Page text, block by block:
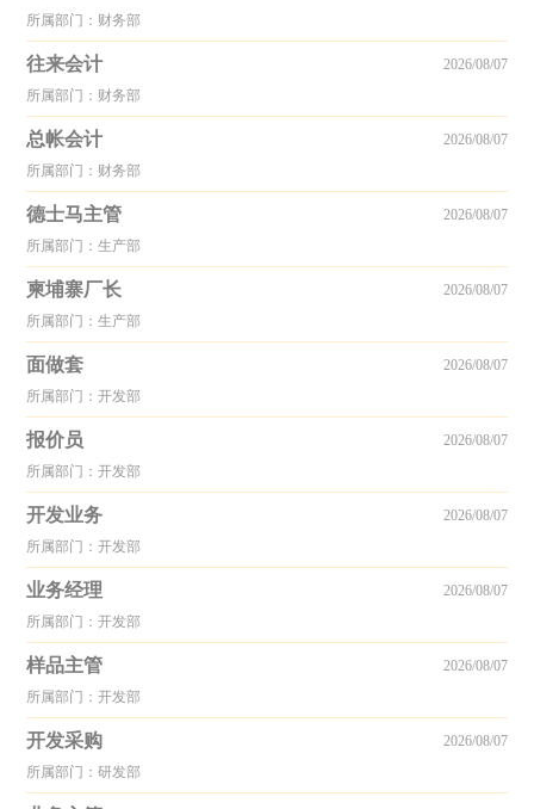
所属部门：财务部
往来会计
所属部门：财务部
2026/08/07
总帐会计
所属部门：财务部
2026/08/07
德士马主管
所属部门：生产部
2026/08/07
柬埔寨厂长
所属部门：生产部
2026/08/07
面做套
所属部门：开发部
2026/08/07
报价员
所属部门：开发部
2026/08/07
开发业务
所属部门：开发部
2026/08/07
业务经理
所属部门：开发部
2026/08/07
样品主管
所属部门：开发部
2026/08/07
开发采购
所属部门：研发部
2026/08/07